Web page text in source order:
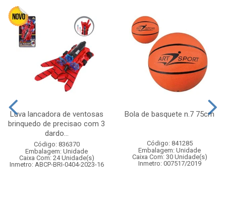
Luva lancadora de ventosas
brinquedo de precisao com 3
dardo...
Código: 836370
Embalagem: Unidade
Caixa Com: 24 Unidade(s)
Inmetro: ABCP-BRI-0404-2023-16
Bola de basquete n.7 75cm
Código: 841285
Embalagem: Unidade
Caixa Com: 30 Unidade(s)
Inmetro: 007517/2019